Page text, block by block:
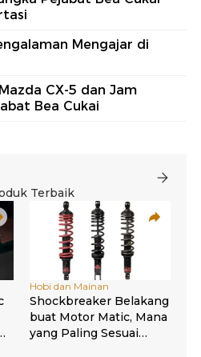
Mengajar di
CX-5 dan Jam
Bea Cukai